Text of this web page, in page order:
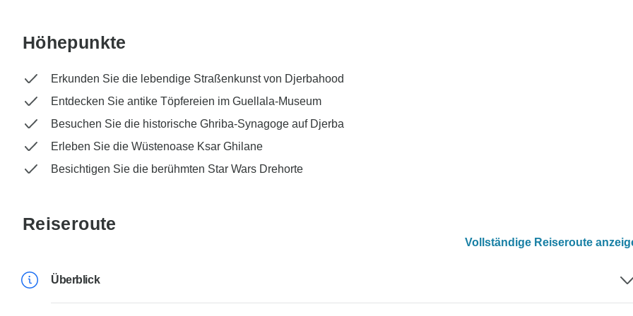
Höhepunkte
Erkunden Sie die lebendige Straßenkunst von Djerbahood
Entdecken Sie antike Töpfereien im Guellala-Museum
Besuchen Sie die historische Ghriba-Synagoge auf Djerba
Erleben Sie die Wüstenoase Ksar Ghilane
Besichtigen Sie die berühmten Star Wars Drehorte
Reiseroute
Vollständige Reiseroute
Überblick